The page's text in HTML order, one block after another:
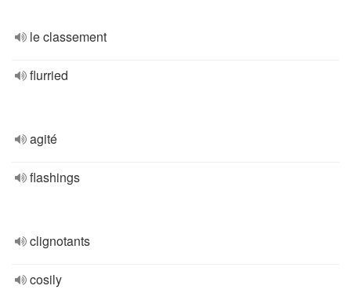
le classement
flurried
agité
flashings
clignotants
cosily